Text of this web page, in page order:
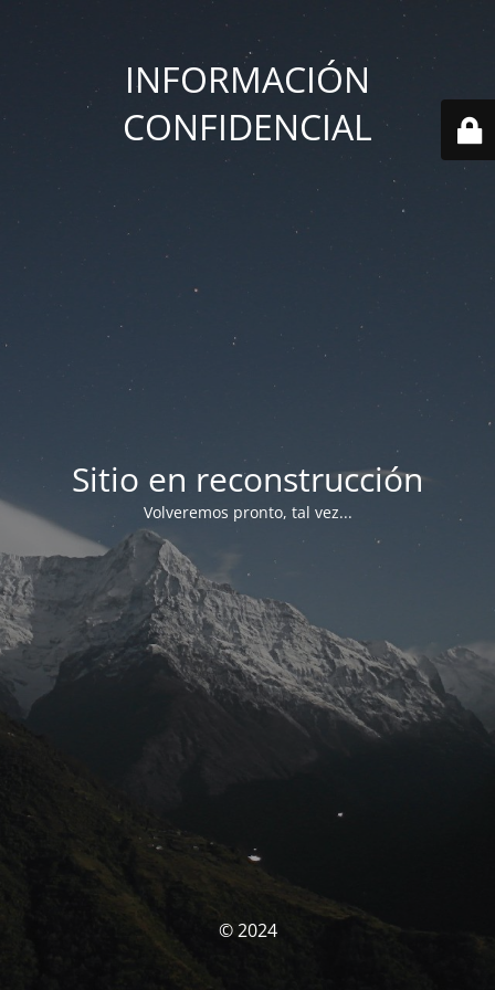
INFORMACIÓN
CONFIDENCIAL
Sitio en reconstrucción
Volveremos pronto, tal vez...
© 2024